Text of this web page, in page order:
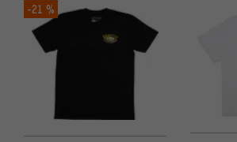
-21 %